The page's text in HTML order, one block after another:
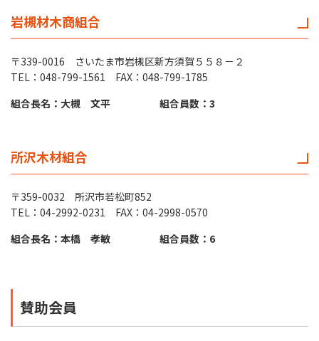
岩槻材木商組合
〒339-0016 さいたま市岩槻区新方須賀５５８－２
TEL：048-799-1561 FAX：048-799-1785
組合長名：大槻 文平
組合員数：3
所沢木材組合
〒359-0032 所沢市若松町852
TEL：04-2992-0231 FAX：04-2998-0570
組合長名：本橋 孝敏
組合員数：6
賛助会員